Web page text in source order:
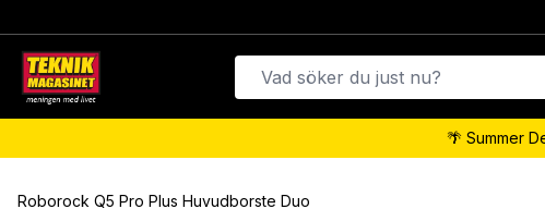
🌴 Summer
Roborock Q5 Pro Plus Huvudborste Duo